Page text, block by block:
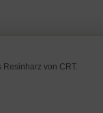
Resinharz von CRT.